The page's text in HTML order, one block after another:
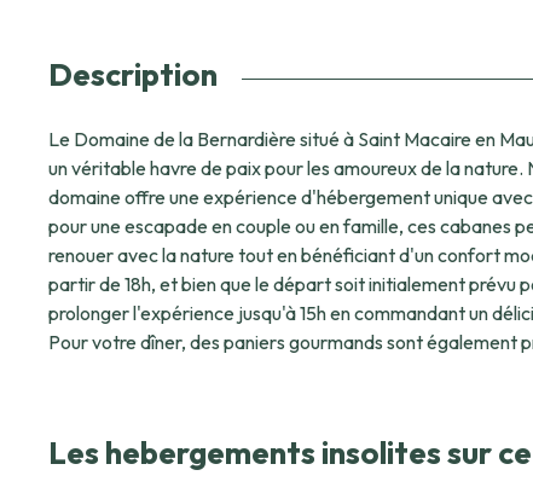
Description
Le Domaine de la Bernardière situé à Saint Macaire en
un véritable havre de paix pour les amoureux de la nature.
domaine offre une expérience d'hébergement unique
pour une escapade en couple ou en famille, ces cabanes
renouer avec la nature tout en bénéficiant d'un confort
partir de 18h, et bien que le départ soit initialement prévu
prolonger l'expérience jusqu'à 15h en commandant un
Pour votre dîner, des paniers gourmands sont également
comme le canoë sur la Loire, une partie de golf ou encore
Les hebergements insolites sur